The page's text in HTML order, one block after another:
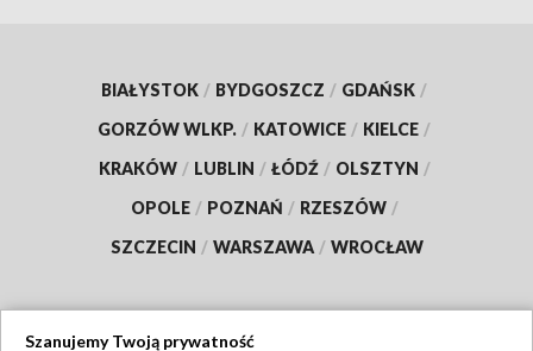
BIAŁYSTOK / BYDGOSZCZ / GDAŃSK /
GORZÓW WLKP. / KATOWICE / KIELCE /
KRAKÓW / LUBLIN / ŁÓDŹ / OLSZTYN /
OPOLE / POZNAŃ / RZESZÓW /
SZCZECIN / WARSZAWA / WROCŁAW
Szanujemy Twoją prywatność